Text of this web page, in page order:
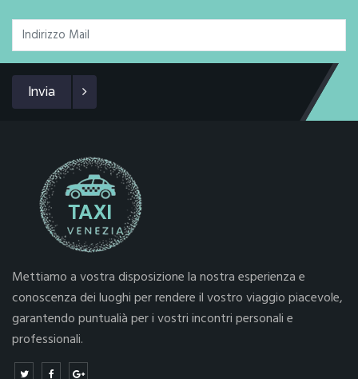
Invia
Mettiamo a vostra disposizione la nostra esperienza e
conoscenza dei luoghi per rendere il vostro viaggio piacevole,
garantendo puntualià per i vostri incontri personali e
professionali.